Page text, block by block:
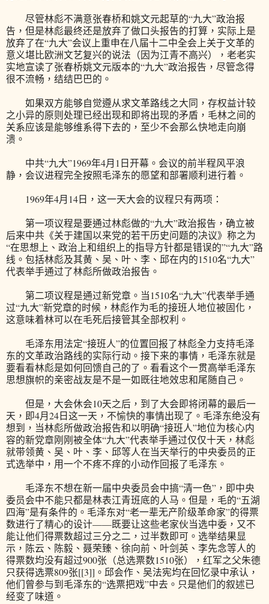
尽管林彪不满意张春桥和姚文元起草的“九大”政治报
告，但是林彪最终还是放弃了做口头报告的打算，实际上是
放弃了在“九大”会议上重申在八届十二中全会上关于文革的
意义堪比欧洲文艺复兴的说法（因为江青不高兴），老老实
实地宣读了张春桥姚文元版本的“九大”政治报告，尽管念得
很不流畅，结结巴巴的。
如果双方能够自觉遵从求文革路线之大同，存权益计较
之小异的原则处理已经出现和即将出现的矛盾，毛林之间的
关系应该是能够维系得下去的，至少不会那么快地走向崩
溃。
中共“九大”1969年4月1日开幕。会议的前半程风平浪
静，会议进程完全按照毛泽东的愿望和部署顺利进行着。
1969年4月14日，这一天大会的议程只有两项：
第一项议程是要通过林彪做的“九大”政治报告，确立被
后来中共《关于建国以来党的若干历史问题的决议》称之为
“在思想上、政治上和组织上的指导方针都是错误的”“九大”路
线。包括林彪及其黄、吴、叶、李、邱在内的1510名“九大”
代表举手通过了林彪所做政治报告。
第二项议程是通过新党章。当1510名“九大”代表举手通
过“九大”新党章的时候，林彪作为毛的接班人地位被固化，
这意味着林可以在毛死后接管其全部权利。
毛泽东用法定“接班人”的位置回报了林彪全力支持毛泽
东的文革政治路线的实际行动。接下来的事情，毛泽东就是
要看看林彪是如何回馈自己的了。看看这个一贯高举毛泽东
思想旗帜的亲密战友是不是一如既往地效忠和尾随自己。
但是，大会休会10天之后，到了大会即将闭幕的最后一
天，即4月24日这一天，不愉快的事情出现了。毛泽东绝没有
想到，当林彪所做政治报告和以明确“接班人”地位为核心内
容的新党章刚刚被全体“九大”代表举手通过仅仅十天，林彪
就带领黄、吴、叶、李、邱等人在当天举行的中央委员的正
式选举中，用一个不疼不痒的小动作回报了毛泽东。
毛泽东不想在新一届中央委员会中搞“清一色”，即中央
委员会中不能只都是林表江青班底的人马。但是，毛的“五湖
四海”是有条件的。毛泽东对“老一辈无产阶级革命家”的得票
数进行了精心的设计——既要让这些老家伙当选中委，又不
能让他们得票数超过三分之二，过半数即可。选举结果显
示，陈云、陈毅、聂荣臻、徐向前、叶剑英、李先念等人的
得票数均没有超过900张（总选票数1510张），红军之父朱德
只获得选票809张[[3]]。邱会作、吴法宪均在回忆录中承认，
他们曾参与到毛泽东的“选票把戏”中去。只是他们的叙述已
经变了味道。